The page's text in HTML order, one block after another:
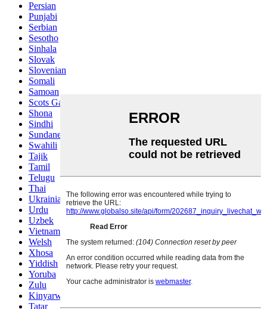
Persian
Punjabi
Serbian
Sesotho
Sinhala
Slovak
Slovenian
Somali
Samoan
Scots Gaelic
Shona
Sindhi
Sundanese
Swahili
Tajik
Tamil
Telugu
Thai
Ukrainian
Urdu
Uzbek
Vietnamese
Welsh
Xhosa
Yiddish
Yoruba
Zulu
Kinyarwanda
Tatar